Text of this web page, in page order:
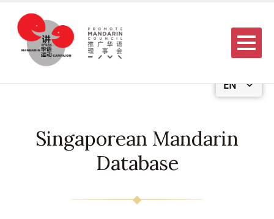
EN
Menu
Singaporean Mandarin
Database